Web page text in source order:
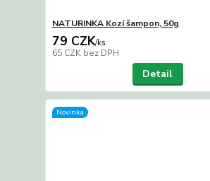
NATURINKA Kozí šampon, 50g
79 CZK/ks
65 CZK bez DPH
Detail
Novinka